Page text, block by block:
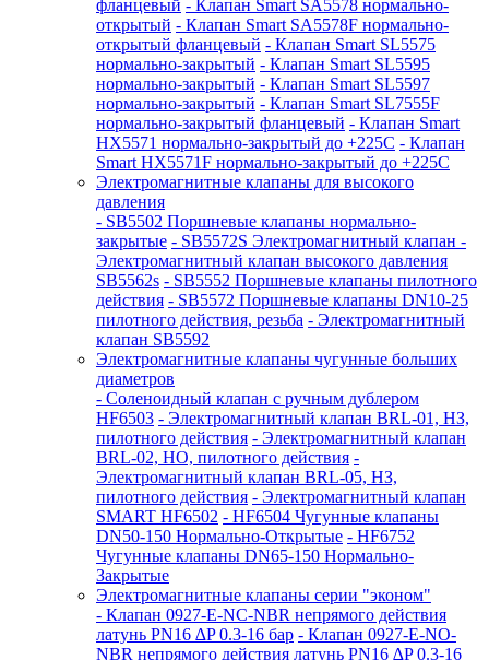
фланцевый - Клапан Smart SA5578 нормально-
открытый - Клапан Smart SA5578F нормально-
открытый фланцевый - Клапан Smart SL5575
нормально-закрытый - Клапан Smart SL5595
нормально-закрытый - Клапан Smart SL5597
нормально-закрытый - Клапан Smart SL7555F
нормально-закрытый фланцевый - Клапан Smart
HX5571 нормально-закрытый до +225С - Клапан
Smart HX5571F нормально-закрытый до +225С
Электромагнитные клапаны для высокого
давления
- SB5502 Поршневые клапаны нормально-
закрытые - SB5572S Электромагнитный клапан -
Электромагнитный клапан высокого давления
SB5562s - SB5552 Поршневые клапаны пилотного
действия - SB5572 Поршневые клапаны DN10-25
пилотного действия, резьба - Электромагнитный
клапан SB5592
Электромагнитные клапаны чугунные больших
диаметров
- Соленоидный клапан с ручным дублером
HF6503 - Электромагнитный клапан BRL-01, НЗ,
пилотного действия - Электромагнитный клапан
BRL-02, НО, пилотного действия -
Электромагнитный клапан BRL-05, НЗ,
пилотного действия - Электромагнитный клапан
SMART HF6502 - HF6504 Чугунные клапаны
DN50-150 Нормально-Открытые - HF6752
Чугунные клапаны DN65-150 Нормально-
Закрытые
Электромагнитные клапаны серии "эконом"
- Клапан 0927-E-NC-NBR непрямого действия
латунь PN16 ∆P 0.3-16 бар - Клапан 0927-E-NО-
NBR непрямого действия латунь PN16 ∆P 0.3-16